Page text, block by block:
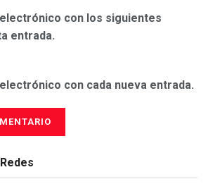
con los siguientes
entrada.
con cada nueva entrada.